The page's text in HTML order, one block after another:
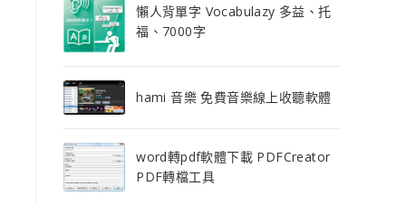
懶人背單字 Vocabulazy 多益、托
福、7000字
hami 音樂 免費音樂線上收聽軟體
word轉pdf軟體下載 PDFCreator
PDF轉檔工具